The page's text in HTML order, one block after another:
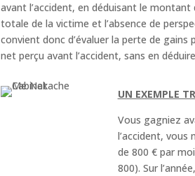
avant l’accident, en déduisant le montant
totale de la victime et l’absence de
convient donc d’évaluer la perte de
net perçu avant l’accident, sans en
UN EXEMPLE
Vous gagniez
l’accident, vous
de 800 € par
800). Sur